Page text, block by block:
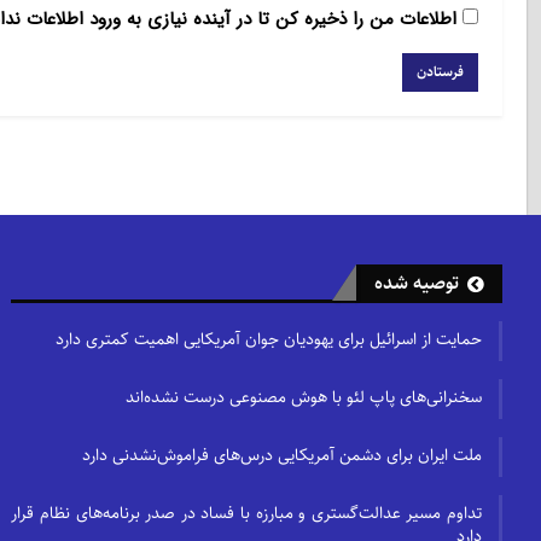
اطلاعات من را ذخیره کن تا در آینده نیازی به ورود اطلاعات
توصیه شده
حمایت از اسرائیل برای یهودیان جوان آمریکایی اهمیت کمتری دارد
سخنرانی‌های پاپ لئو با هوش مصنوعی درست نشده‌اند
ملت ایران برای دشمن آمریکایی درس‌های فراموش‌نشدنی دارد
تداوم مسیر عدالت‌گستری و مبارزه با فساد در صدر برنامه‌های نظام قرار